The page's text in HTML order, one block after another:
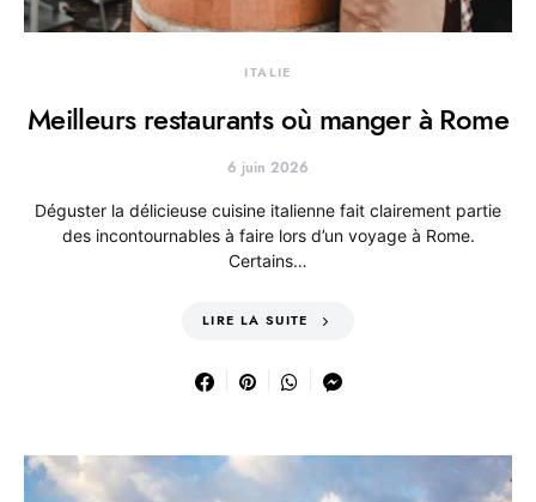
ITALIE
Meilleurs restaurants où manger à Rome
6 juin 2026
Déguster la délicieuse cuisine italienne fait clairement partie
des incontournables à faire lors d’un voyage à Rome.
Certains…
LIRE LA SUITE